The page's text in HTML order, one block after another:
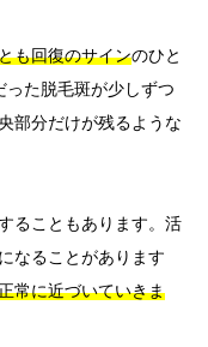
も回復のサインのひと
た脱毛斑が少しずつ
部分だけが残るような
ることもあります。活
なることがあります
常に近づいていきま